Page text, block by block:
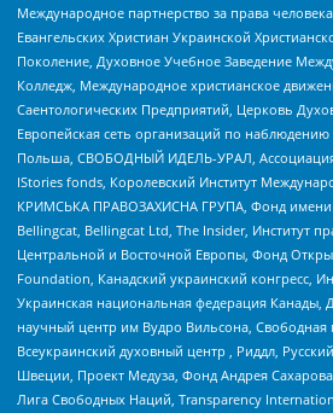
Международное партнерство за права
Евангельских Христиан Украинской
Поколение, Духовное Учебное Заведение
Колледж, Международное христианское
Саентологических Предприятий, Церковь
Европейская сеть организаций по
Польша, СВОБОДНЫЙ ИДЕЛЬ-УРАЛ, Ассоциация
IStories fonds, Королевский Институт
КРИМСЬКА ПРАВОЗАХИСНА ГРУПА, Фонд имени
Bellingcat, Bellingcat Ltd, The Insider, Институт
Центральной и Восточной Европы, Фонд
Foundation, Канадский украинский конгресс,
Украинская национальная федерация
научный центр им Вудро Вильсона, Свободная
Всеукраинский духовный центр , Риддл,
Швеции, Проект Медуза, Фонд Андрея
Лига Свободных Наций, Transparеncy